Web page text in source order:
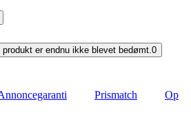
produkt er endnu ikke blevet bedømt.0
Prismatch
Op